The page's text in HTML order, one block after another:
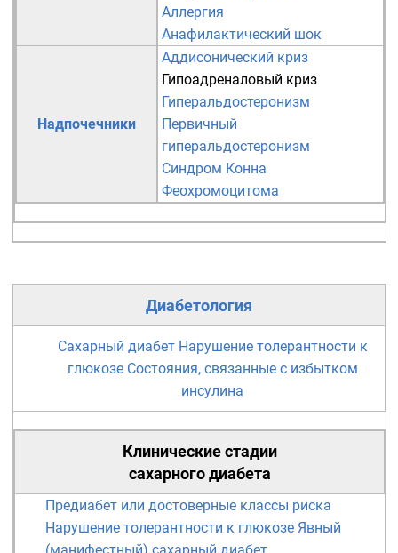
Аллергия
Анафилактический шок
Надпочечники
Аддисонический криз
Гипоадреналовый криз
Гиперальдостеронизм
Первичный
гиперальдостеронизм
Синдром Конна
Феохромоцитома
Диабетология
Сахарный диабет Нарушение толерантности к
глюкозе Состояния, связанные с избытком
инсулина
Клинические стадии
сахарного диабета
Предиабет или достоверные классы риска
Нарушение толерантности к глюкозе Явный